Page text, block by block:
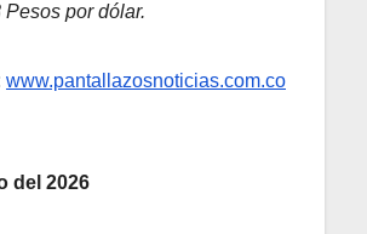
Pesos por dólar.
www.pantallazosnoticias.com.co
del 2026